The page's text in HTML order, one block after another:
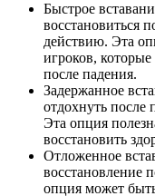
Быстрое
восстановиться
действию. Эта
игроков, которые
после падения.
Задержанное
отдохнуть после
Эта опция
восстановить
Отложенное
восстановление
опция может